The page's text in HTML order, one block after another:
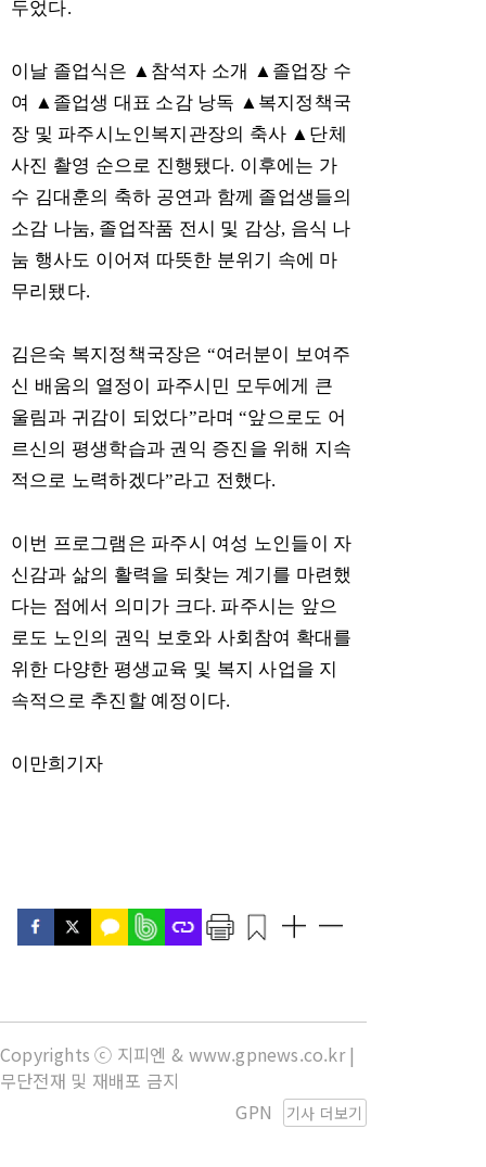
두었다.
이날 졸업식은 ▲ 참석자 소개 ▲ 졸업장 수
여 ▲ 졸업생 대표 소감 낭독 ▲ 복지정책국
장 및 파주시노인복지관장의 축사 ▲ 단체
사진 촬영 순으로 진행됐다. 이후에는 가
수 김대훈의 축하 공연과 함께 졸업생들의
소감 나눔, 졸업작품 전시 및 감상, 음식 나
눔 행사도 이어져 따뜻한 분위기 속에 마
무리됐다.
김은숙 복지정책국장은 “여러분이 보여주
신 배움의 열정이 파주시민 모두에게 큰
울림과 귀감이 되었다”라며“앞으로도 어
르신의 평생학습과 권익 증진을 위해 지속
적으로 노력하겠다”라고 전했다.
이번 프로그램은 파주시 여성 노인들이 자
신감과 삶의 활력을 되찾는 계기를 마련했
다는 점에서 의미가 크다. 파주시는 앞으
로도 노인의 권익 보호와 사회참여 확대를
위한 다양한 평생교육 및 복지 사업을 지
속적으로 추진할 예정이다.
이만희기자
Copyrights ⓒ 지피엔 & www.gpnews.co.kr |
무단전재 및 재배포 금지
기사 더보기
GPN